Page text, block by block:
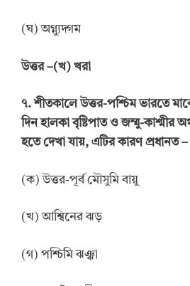
(ঘ) অগ্ন্যুদ্গম
উত্তর–(খ) খরা
৭. শীতকালে উত্তর-পশ্চিম ভারতে
দিন হালকা বৃষ্টিপাত ও জম্মু-কাশ্মীর
হতে দেখা যায়, এটির কারণ প্রধানত –
(ক) উত্তর-পূর্ব মৌসুমি বায়ু
(খ) আশ্বিনের ঝড়
(গ) পশ্চিমি ঝঞ্ঝা